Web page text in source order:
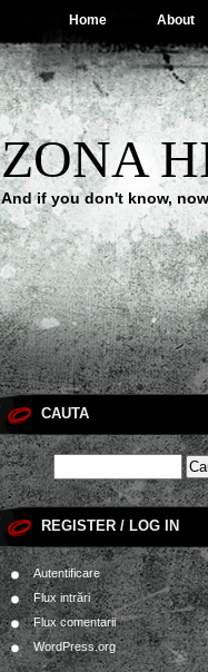
Home About
ZONA
And if you don't know,
CAUTA
REGISTER / LOG IN
Autentificare
Flux intrări
Flux comentarii
WordPress.org